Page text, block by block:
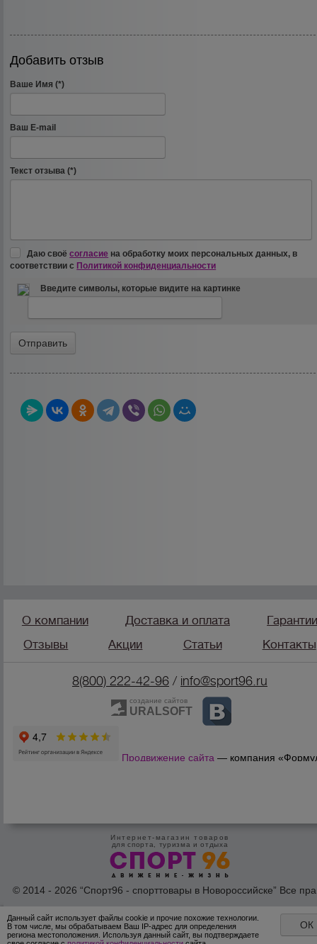
Добавить отзыв
Ваше Имя (*)
Ваш E-mail
Текст отзыва (*)
Даю своёсогласие на обработку моих персональных данных, в
соответствии с Политикой конфиденциальности
Введите символы, которые видите на картинке
О компании Доставка и оплата
Отзывы
Акции Статьи Контакты
8(800) 222-42-96/ info@sport96.ru
создание сайтов
URALSOFT
Продвижение сайта — компания
Интернет-магазин товаров
для спорта, туризма и отдыха
© 2014 - 2026 “Спорт96 - спорттовары в Новороссийске” Все
Данный сайт использует файлы cookie и прочие похожие технологии.
В том числе, мы обрабатываем Ваш IP-адрес для определения
региона местоположения. Используя данный сайт, вы подтверждаете
ОК